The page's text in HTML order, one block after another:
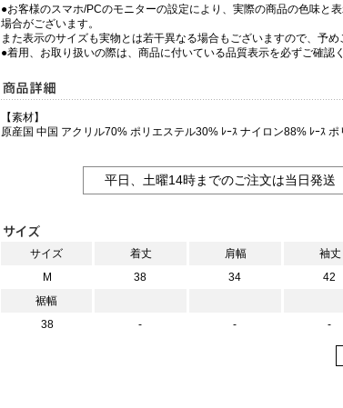
●お客様のスマホ/PCのモニターの設定により、実際の商品の色味と
場合がございます。
また表示のサイズも実物とは若干異なる場合もございますので、予め
●着用、お取り扱いの際は、商品に付いている品質表示を必ずご確認く
【素材】
原産国 中国 アクリル70% ポリエステル30% ﾚｰｽ ナイロン88% ﾚｰｽ
平日、土曜14時までのご注文は当日発送
サイズ 着丈 肩幅 袖丈
M
38 34 42
裾幅
38
- - -